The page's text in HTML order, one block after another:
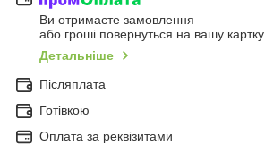
Ви отримаєте замовлення
або гроші повернуться на вашу картку
Детальніше
Післяплата
Готівкою
Оплата за реквізитами